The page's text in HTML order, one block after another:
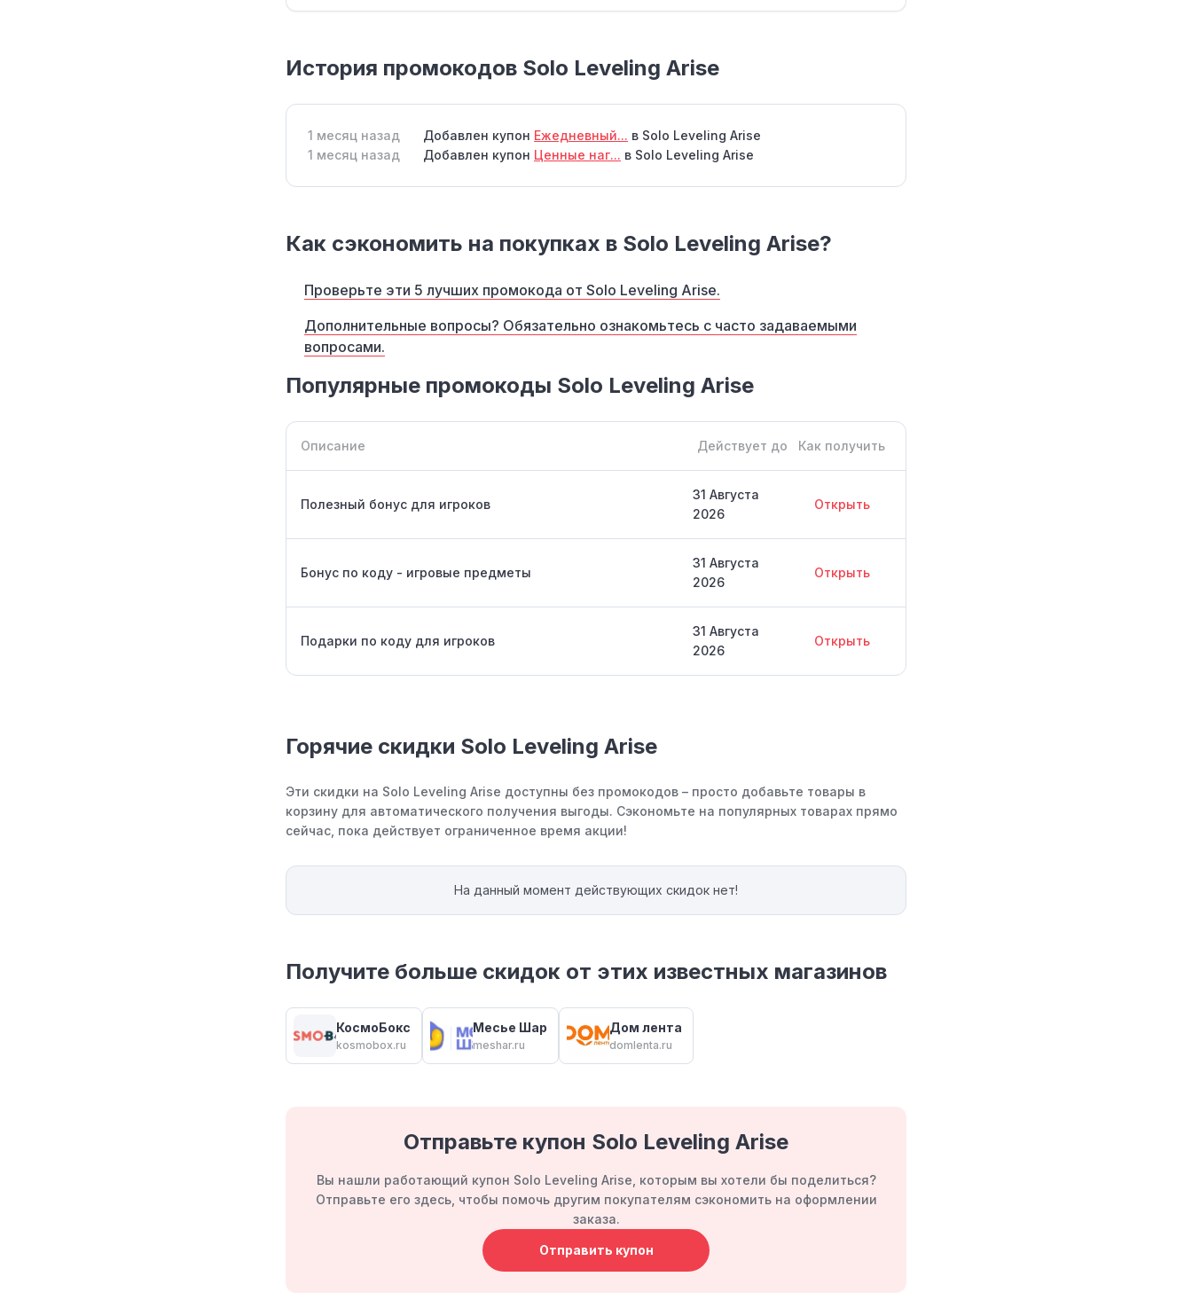
История промокодов Solo Leveling Arise
1 месяц назад Добавлен купон Ежедневный... в Solo Leveling Arise
1 месяц назад
Добавлен купон Ценные наг... в Solo Leveling Arise
Как сэкономить на покупках в Solo Leveling Arise?
Проверьте эти 5 лучших промокода от Solo Leveling Arise.
Дополнительные вопросы? Обязательно ознакомьтесь с часто задаваемыми
вопросами.
Популярные промокоды Solo Leveling Arise
Описание Действует до Как получить
Полезный бонус для игроков
31 Августа
2026
Открыть
Бонус по коду - игровые предметы
31 Августа
2026
Открыть
Подарки по коду для игроков
31 Августа
2026
Открыть
Горячие скидки Solo Leveling Arise
Эти скидки на Solo Leveling Arise доступны без промокодов – просто добавьте товары в
корзину для автоматического получения выгоды. Сэкономьте на популярных товарах прямо
сейчас, пока действует ограниченное время акции!
На данный момент действующих скидок нет!
Получите больше скидок от этих известных магазинов
КосмоБокс
kosmobox.ru
Месье Шар
meshar.ru
Дом лента
domlenta.ru
Отправьте купон Solo Leveling Arise
Вы нашли работающий купон Solo Leveling Arise, которым вы хотели бы поделиться?
Отправьте его здесь, чтобы помочь другим покупателям сэкономить на оформлении
заказа.
Отправить купон